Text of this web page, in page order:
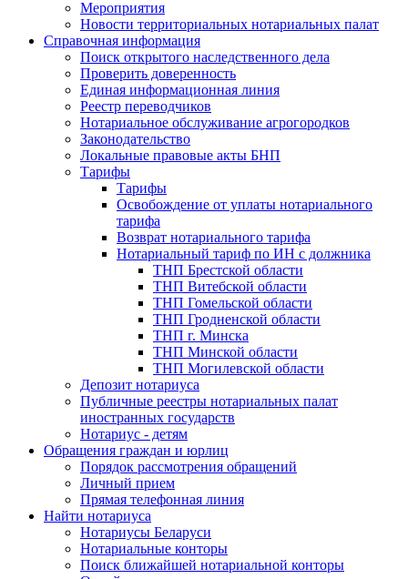
Мероприятия
Новости территориальных нотариальных палат
Справочная информация
Поиск открытого наследственного дела
Проверить доверенность
Единая информационная линия
Реестр переводчиков
Нотариальное обслуживание агрогородков
Законодательство
Локальные правовые акты БНП
Тарифы
Тарифы
Освобождение от уплаты нотариального
тарифа
Возврат нотариального тарифа
Нотариальный тариф по ИН с должника
ТНП Брестской области
ТНП Витебской области
ТНП Гомельской области
ТНП Гродненской области
ТНП г. Минска
ТНП Минской области
ТНП Могилевской области
Депозит нотариуса
Публичные реестры нотариальных палат
иностранных государств
Нотариус - детям
Обращения граждан и юрлиц
Порядок рассмотрения обращений
Личный прием
Прямая телефонная линия
Найти нотариуса
Нотариусы Беларуси
Нотариальные конторы
Поиск ближайшей нотариальной конторы